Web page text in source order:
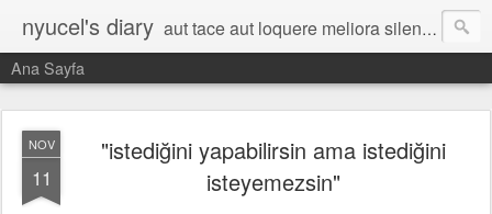
nyucel's diary aut tace aut loquere meliora silentio
Ana Sayfa
NOV
11
"istediğini yapabilirsin ama istediğini
isteyemezsin"